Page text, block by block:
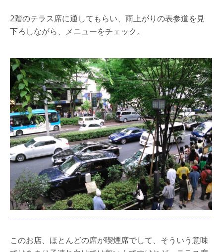
2階のテラス席に通してもらい、雨上がりの表参道を見
下ろしながら、メニューをチェック。
このお店、ほとんどの席が喫煙席でして、そういう意味